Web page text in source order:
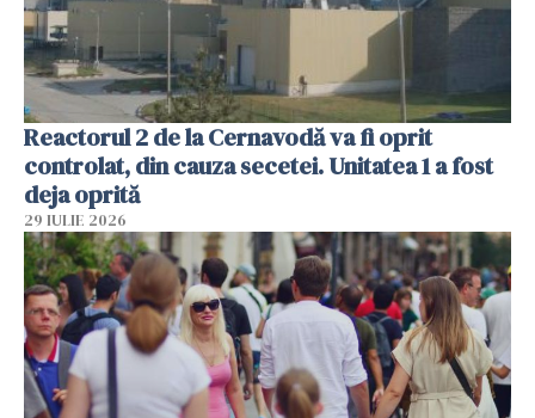
Reactorul 2 de la Cernavodă va fi oprit
controlat, din cauza secetei. Unitatea 1 a fost
deja oprită
29 IULIE 2026